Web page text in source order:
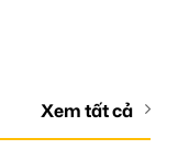
Xem tất cả